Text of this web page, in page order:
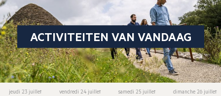
ACTIVITEITEN VAN VANDAAG
jeudi 23 juillet vendredi 24 juillet samedi 25 juillet dimanche 26 juillet